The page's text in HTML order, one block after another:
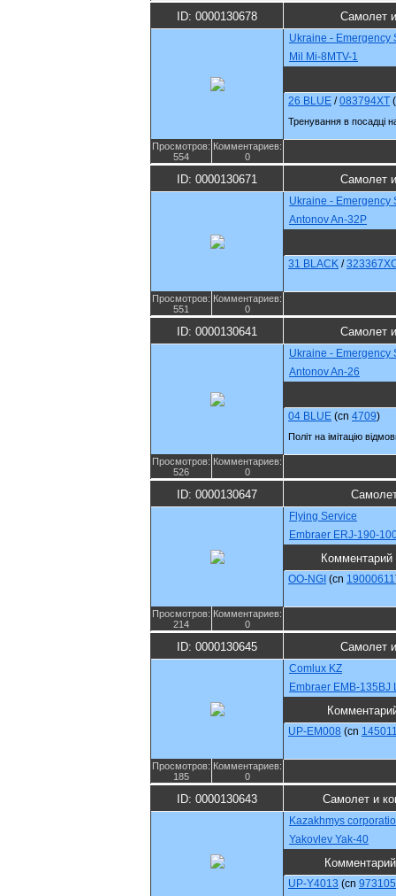
ID: 0000130678 Самолет
Ukraine - Emergency
Mil Mi-8MTV-1
26 BLUE /083794ХТ
Тренування в посадці
Просмотров:
554
Комментариев:
0
ID: 0000130671 Самолет
Ukraine - Emergency
Antonov An-32P
31 BLACK /
Просмотров:
551
Комментариев:
0
ID: 0000130641 Самолет
Ukraine - Emergency
Antonov An-26
04 BLUE (cn 4709)
Політ на імітацію
Просмотров:
526
Комментариев:
0
ID: 0000130647
Flying Service
Embraer ERJ-190-
Комментарий
OO-NGI (cn 19000611
Просмотров:
214
Комментариев:
0
ID: 0000130645 Самолет
Comlux KZ
Embraer EMB-135BJ
UP-EM008 (cn
Просмотров:
185
Комментариев:
0
ID: 0000130643 Самолет и
Kazakhmys
Yakovlev Yak-40
Комментарий
UP-Y4013 (cn